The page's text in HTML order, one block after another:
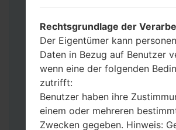
Dateien hinzu.
Wenn Sie das Telefon
Werkseinstellungen
möchten, wählen Sie
anderen Fall wählen Sie
um Ihre Daten zu speichern.
Jetzt schalten Sie das
aktivieren Sie Download-
Rechtsgrundlage der
Der Eigentümer kann
Daten in Bezug auf Benutzer
wenn eine der folgenden
zutrifft:
Benutzer haben ihre
einem oder mehreren
Zwecken gegeben. Hinweis: